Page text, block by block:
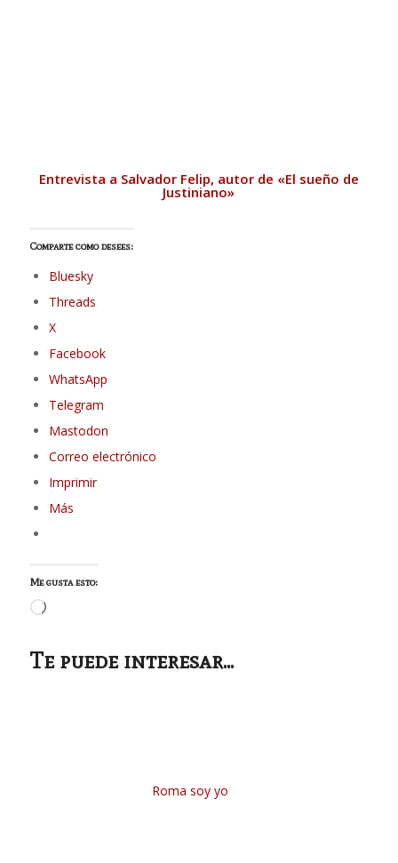
Entrevista a Salvador Felip, autor de «El sueño de
Justiniano»
Comparte como desees:
Bluesky
Threads
X
Facebook
WhatsApp
Telegram
Mastodon
Correo electrónico
Imprimir
Más
Me gusta esto:
Cargando...
Te puede interesar...
Roma soy yo